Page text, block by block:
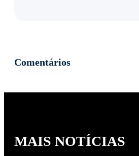
Comentários
MAIS NOTÍCIAS